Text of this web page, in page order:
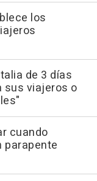
los
de 3 días
sus viajeros o
cuando
parapente